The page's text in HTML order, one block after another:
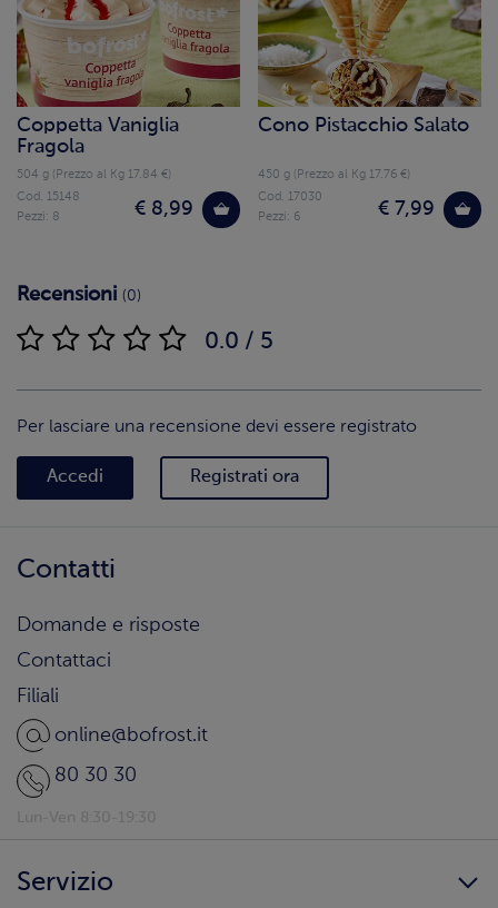
Coppetta Vaniglia
Fragola
504 g (Prezzo al Kg 17.84 €)
€ 8,99
Cod. 15148
Pezzi: 8
Cono Pistacchio Salato
450 g (Prezzo al Kg 17.76 €)
€ 7,99
Cod. 17030
Pezzi: 6
Recensioni (0)
0.0 / 5
Per lasciare una recensione devi essere registrato
Accedi Registrati ora
Contatti
Domande e risposte
Contattaci
Filiali
online@bofrost.it
80 30 30
Servizio